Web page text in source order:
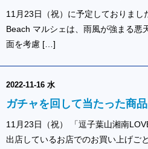
11月23日（祝）に予定しておりまし
Beach マルシェは、雨風が強まる悪
面を考慮 […]
2022-11-16 水
ガチャを回して当たった商
11月23日（祝） 「逗子葉山湘南
出店しているお店でのお買い上げご